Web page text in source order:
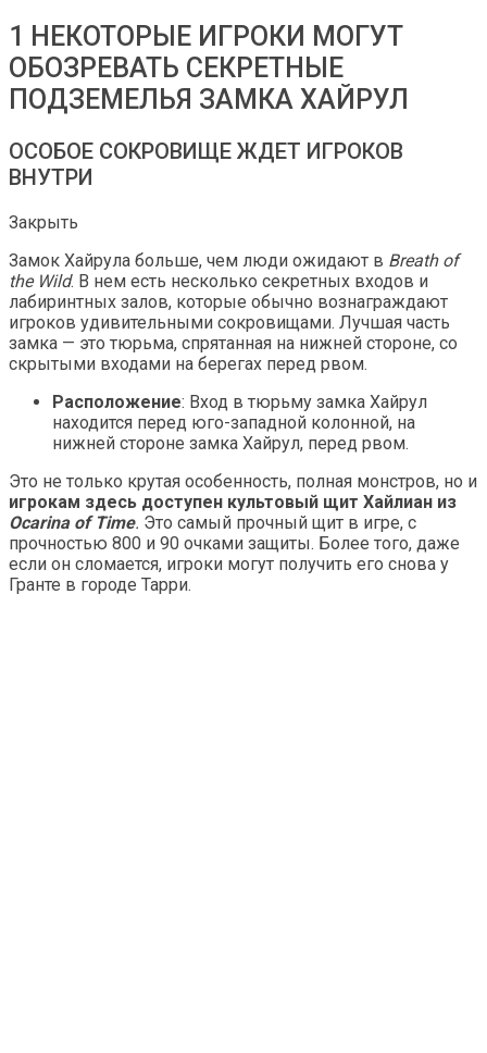
1 НЕКОТОРЫЕ ИГРОКИ МОГУТ
ОБОЗРЕВАТЬ СЕКРЕТНЫЕ
ПОДЗЕМЕЛЬЯ ЗАМКА ХАЙРУЛ
ОСОБОЕ СОКРОВИЩЕ ЖДЕТ ИГРОКОВ
ВНУТРИ
Закрыть
Замок Хайрула больше, чем люди ожидают в Breath of
the Wild. В нем есть несколько секретных входов и
лабиринтных залов, которые обычно вознаграждают
игроков удивительными сокровищами. Лучшая часть
замка — это тюрьма, спрятанная на нижней стороне, со
скрытыми входами на берегах перед рвом.
Расположение: Вход в тюрьму замка Хайрул
находится перед юго-западной колонной, на
нижней стороне замка Хайрул, перед рвом.
Это не только крутая особенность, полная монстров, но и
игрокам здесь доступен культовый щит Хайлиан из
Ocarina of Time. Это самый прочный щит в игре, с
прочностью 800 и 90 очками защиты. Более того, даже
если он сломается, игроки могут получить его снова у
Гранте в городе Тарри.